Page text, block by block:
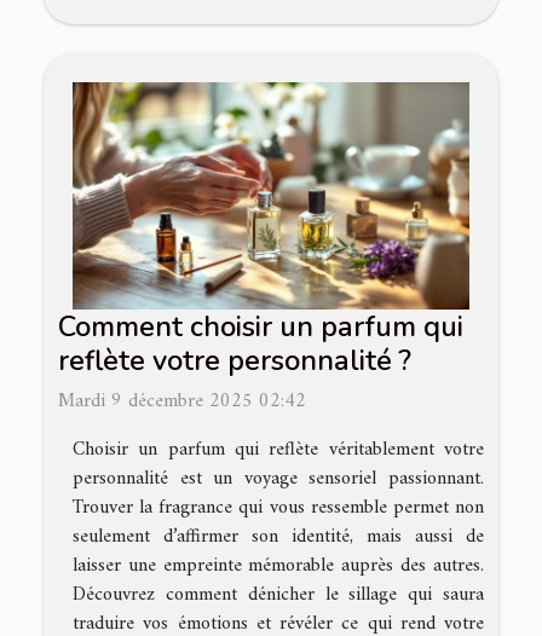
Comment choisir un parfum qui
reflète votre personnalité ?
Mardi 9 décembre 2025 02:42
Choisir un parfum qui reflète véritablement votre
personnalité est un voyage sensoriel passionnant.
Trouver la fragrance qui vous ressemble permet non
seulement d’affirmer son identité, mais aussi de
laisser une empreinte mémorable auprès des autres.
Découvrez comment dénicher le sillage qui saura
traduire vos émotions et révéler ce qui rend votre